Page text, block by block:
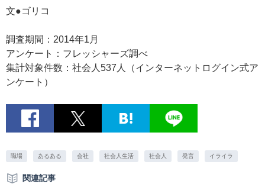
文●ゴリコ
調査期間：2014年1月
アンケート：フレッシャーズ調べ
集計対象件数：社会人537人（インターネットログイン式ア
ンケート）
職場 あるある 会社 社会人生活 社会人 発言 イライラ
関連記事